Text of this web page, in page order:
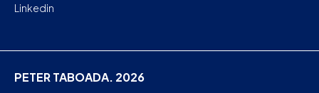
Linkedin
PETER TABOADA. 2026